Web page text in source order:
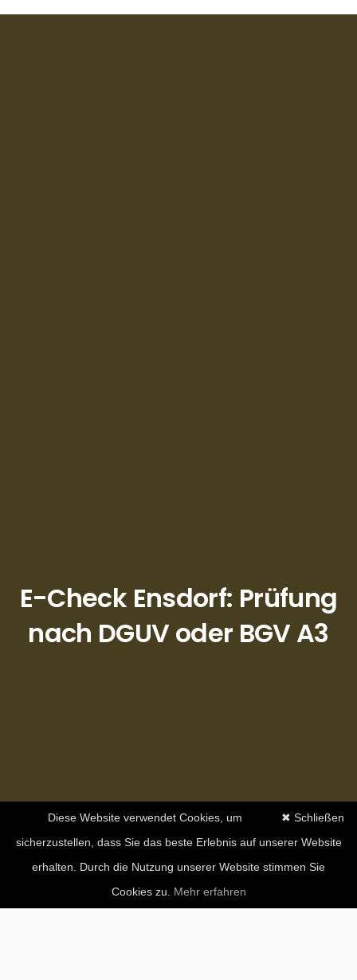
E-Check Ensdorf: Prüfung
nach DGUV oder BGV A3
✖ Schließen
Diese Website verwendet Cookies, um
sicherzustellen, dass Sie das beste Erlebnis auf unserer Website
erhalten. Durch die Nutzung unserer Website stimmen Sie
Cookies zu. Mehr erfahren